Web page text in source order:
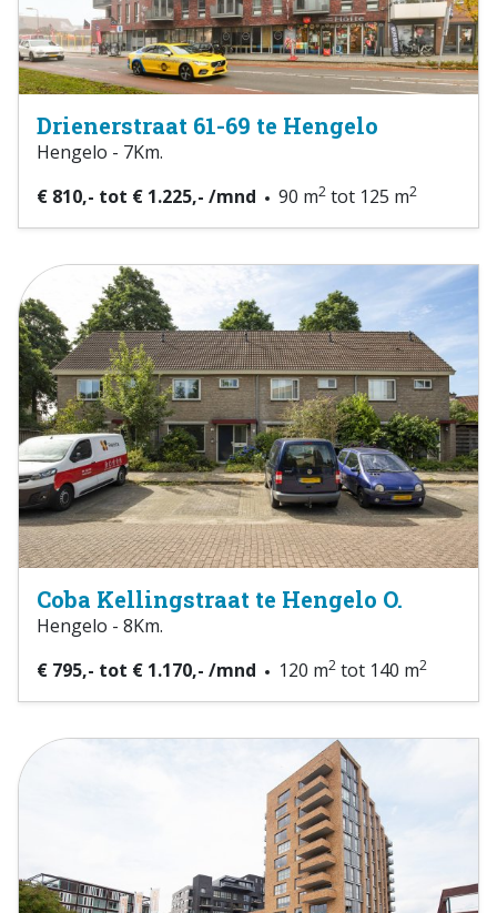
Drienerstraat 61-69 te Hengelo
Hengelo - 7Km.
€ 810,- tot € 1.225,- /mnd
90 m2 tot 125 m2
Coba Kellingstraat te Hengelo O.
Hengelo - 8Km.
€ 795,- tot € 1.170,- /mnd
120 m2 tot 140 m2